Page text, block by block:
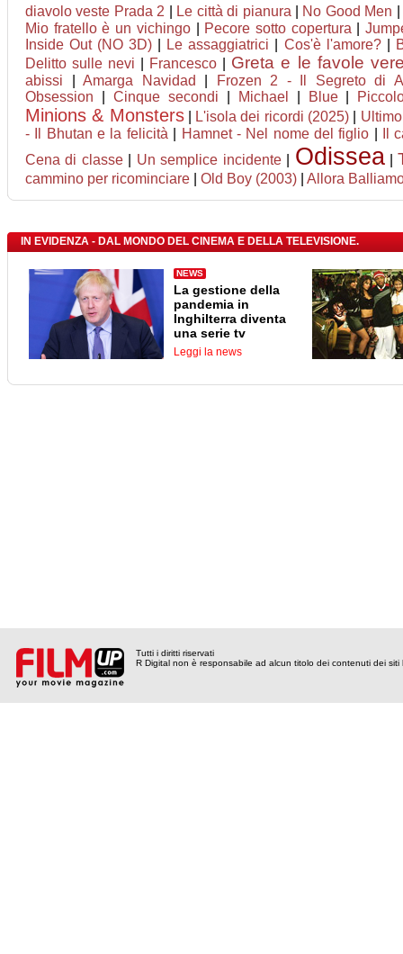
diavolo veste Prada 2
Le città di pianura No Good Men
Mio fratello è un vichingo| Pecore sotto copertura |
Inside Out (NO 3D)
Le assaggiatrici Cos'è l'amore?|
Delitto sulle nevi
Francesco Greta e le favole
abissi |Amarga Navidad
Frozen 2 - Il Segreto di
Obsession
Cinque secondi Michael Blue|
Minions & Monsters| L'isola dei ricordi (2025)
- Il Bhutan e la felicità
Hamnet - Nel nome del figlio
Il
Cena di classe| Un semplice incidente| Odissea|
cammino per ricominciare Old Boy (2003) Allora
IN EVIDENZA - DAL MONDO DEL CINEMA E DELLA TELEVISIONE.
NEWS
La gestione della
pandemia in
Inghilterra diventa
una serie tv
Leggi la news
Tutti i diritti riservati
R Digital non è responsabile ad alcun titolo dei contenuti dei siti